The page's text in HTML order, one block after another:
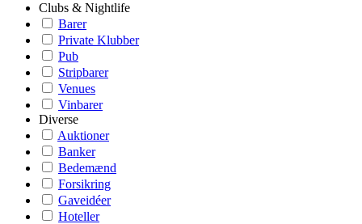
Clubs & Nightlife
Barer
Private Klubber
Pub
Stripbarer
Venues
Vinbarer
Diverse
Auktioner
Banker
Bedemænd
Forsikring
Gaveidéer
Hoteller